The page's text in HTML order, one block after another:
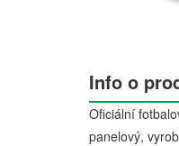
Info o
Oficiální
panelový,